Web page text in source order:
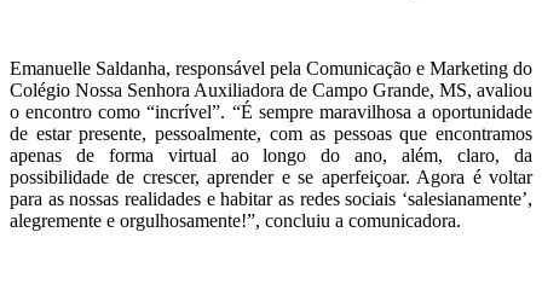
Emanuelle Saldanha, responsável pela Comunicação e Marketing do
Colégio Nossa Senhora Auxiliadora de Campo Grande, MS, avaliou
o encontro como “incrível”. “É sempre maravilhosa a oportunidade
de estar presente, pessoalmente, com as pessoas que encontramos
apenas de forma virtual ao longo do ano, além, claro, da
possibilidade de crescer, aprender e se aperfeiçoar. Agora é voltar
para as nossas realidades e habitar as redes sociais ‘salesianamente’,
alegremente e orgulhosamente!”, concluiu a comunicadora.